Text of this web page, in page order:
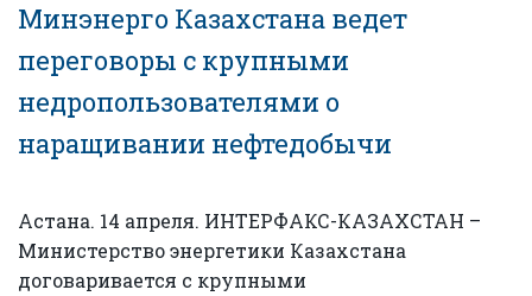
Минэнерго Казахстана ведет
переговоры с крупными
недропользователями о
наращивании нефтедобычи
Астана. 14 апреля. ИНТЕРФАКС-КАЗАХСТАН –
Министерство энергетики Казахстана
договаривается с крупными